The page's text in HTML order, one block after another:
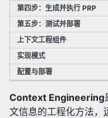
第四步：生成并执行 PRP
第五步：测试并部署
上下文工程组件
实现模式
配置与部署
Context Engineering
文信息的工程化方法，